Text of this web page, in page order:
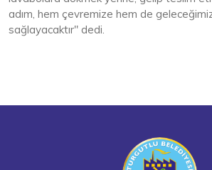
adım, hem çevremize hem de
sağlayacaktır" dedi.